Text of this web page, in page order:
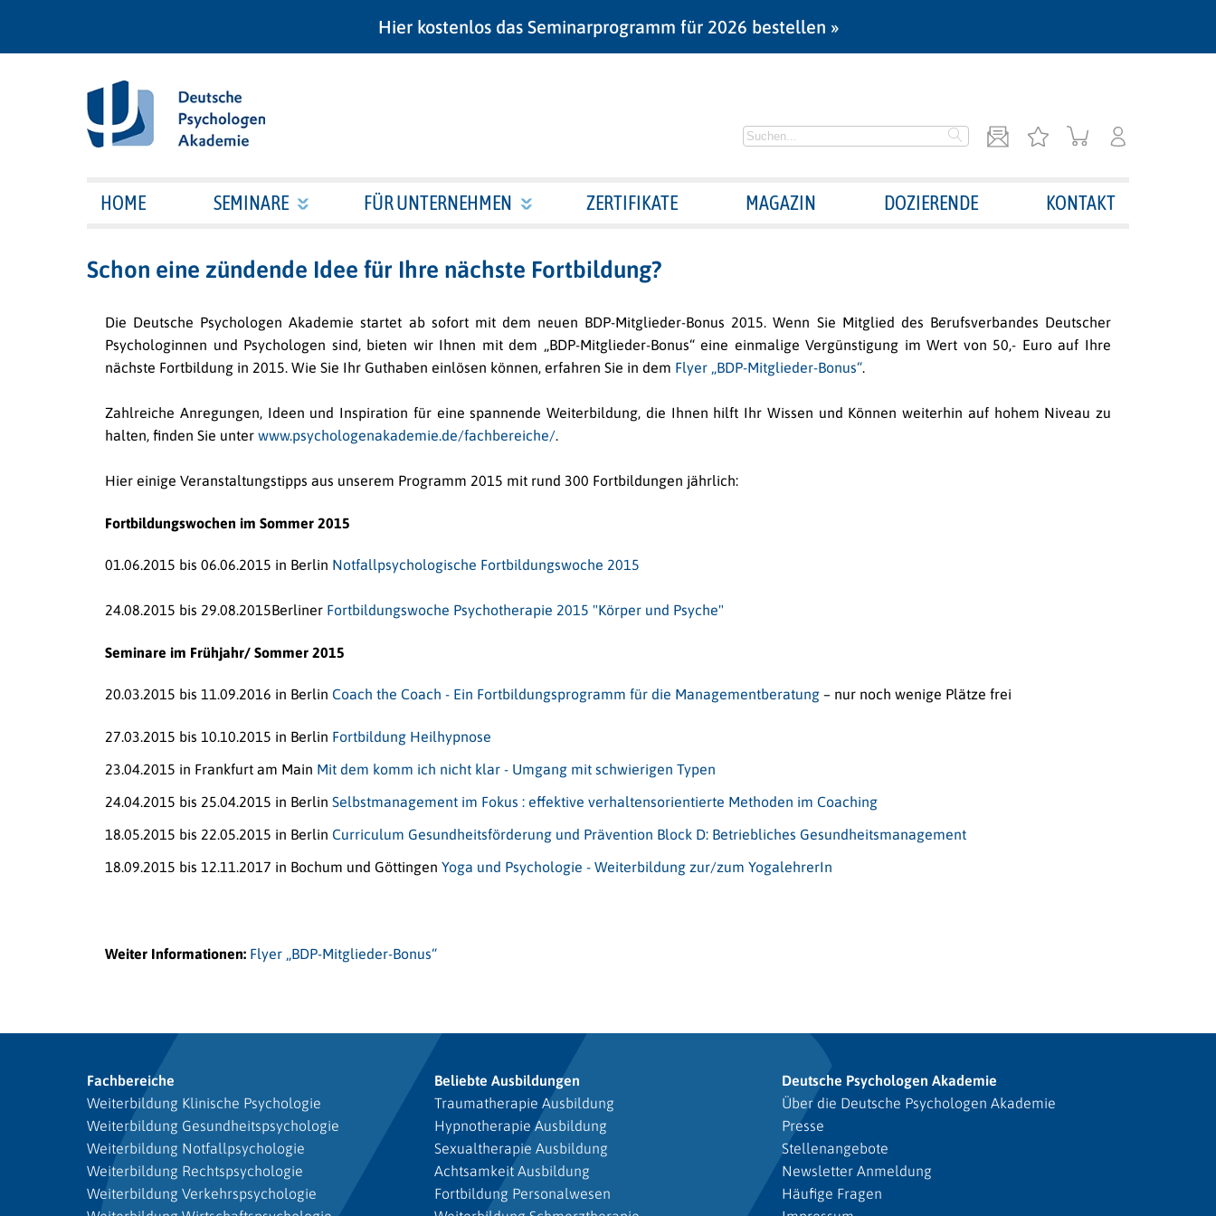
Hier kostenlos das Seminarprogramm für 2026 bestellen »
HOME SEMINARE FÜR UNTERNEHMEN ZERTIFIKATE MAGAZIN DOZIERENDE KONTAKT
Schon eine zündende Idee für Ihre nächste Fortbildung?
Die Deutsche Psychologen Akademie startet ab sofort mit dem neuen BDP-Mitglieder-Bonus 2015. Wenn Sie Mitglied des Berufsverbandes Deutscher
Psychologinnen und Psychologen sind, bieten wir Ihnen mit dem „BDP-Mitglieder-Bonus“ eine einmalige Vergünstigung im Wert von 50,- Euro auf Ihre
nächste Fortbildung in 2015. Wie Sie Ihr Guthaben einlösen können, erfahren Sie in dem Flyer „BDP-Mitglieder-Bonus“.
Zahlreiche Anregungen, Ideen und Inspiration für eine spannende Weiterbildung, die Ihnen hilft Ihr Wissen und Können weiterhin auf hohem Niveau zu
halten, finden Sie unter www.psychologenakademie.de/fachbereiche/.
Hier einige Veranstaltungstipps aus unserem Programm 2015 mit rund 300 Fortbildungen jährlich:
Fortbildungswochen im Sommer 2015
01.06.2015 bis 06.06.2015 in Berlin Notfallpsychologische Fortbildungswoche 2015
24.08.2015 bis 29.08.2015Berliner Fortbildungswoche Psychotherapie 2015 "Körper und Psyche"
Seminare im Frühjahr/ Sommer 2015
20.03.2015 bis 11.09.2016 in Berlin Coach the Coach - Ein Fortbildungsprogramm für die Managementberatung – nur noch wenige Plätze frei
27.03.2015 bis 10.10.2015 in Berlin Fortbildung Heilhypnose
23.04.2015 in Frankfurt am Main Mit dem komm ich nicht klar - Umgang mit schwierigen Typen
24.04.2015 bis 25.04.2015 in Berlin Selbstmanagement im Fokus : effektive verhaltensorientierte Methoden im Coaching
18.05.2015 bis 22.05.2015 in Berlin Curriculum Gesundheitsförderung und Prävention Block D: Betriebliches Gesundheitsmanagement
18.09.2015 bis 12.11.2017 in Bochum und Göttingen Yoga und Psychologie - Weiterbildung zur/zum YogalehrerIn
Weiter Informationen: Flyer „BDP-Mitglieder-Bonus“
Fachbereiche
Weiterbildung Klinische Psychologie
Weiterbildung Gesundheitspsychologie
Weiterbildung Notfallpsychologie
Weiterbildung Rechtspsychologie
Weiterbildung Verkehrspsychologie
Beliebte Ausbildungen
Traumatherapie Ausbildung
Hypnotherapie Ausbildung
Sexualtherapie Ausbildung
Achtsamkeit Ausbildung
Fortbildung Personalwesen
Deutsche Psychologen Akademie
Über die Deutsche Psychologen Akademie
Presse
Stellenangebote
Newsletter Anmeldung
Häufige Fragen